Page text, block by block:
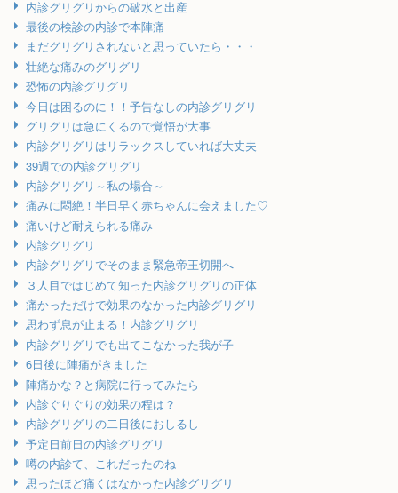
内診グリグリからの破水と出産
最後の検診の内診で本陣痛
まだグリグリされないと思っていたら・・・
壮絶な痛みのグリグリ
恐怖の内診グリグリ
今日は困るのに！！予告なしの内診グリグリ
グリグリは急にくるので覚悟が大事
内診グリグリはリラックスしていれば大丈夫
39週での内診グリグリ
内診グリグリ～私の場合～
痛みに悶絶！半日早く赤ちゃんに会えました♡
痛いけど耐えられる痛み
内診グリグリ
内診グリグリでそのまま緊急帝王切開へ
３人目ではじめて知った内診グリグリの正体
痛かっただけで効果のなかった内診グリグリ
思わず息が止まる！内診グリグリ
内診グリグリでも出てこなかった我が子
6日後に陣痛がきました
陣痛かな？と病院に行ってみたら
内診ぐりぐりの効果の程は？
内診グリグリの二日後におしるし
予定日前日の内診グリグリ
噂の内診て、これだったのね
思ったほど痛くはなかった内診グリグリ